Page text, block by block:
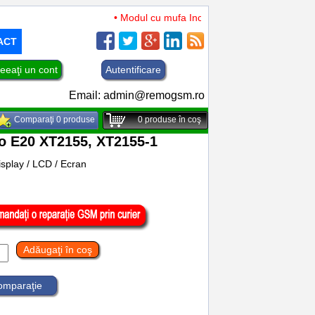
• Modul cu mufa Incarcare si microfon TCL 50
un cont Autentificare
Email: admin@remogsm.ro
Comparaţi 0 produse 0produse în coş
XT2155, XT2155-1
/ LCD / Ecran
Adăugaţi în coş